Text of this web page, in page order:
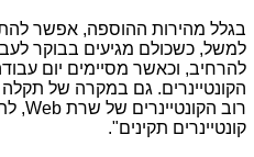
בגלל מהירות ההוספה, אפשר
למשל, כשכולם מגיעים בבוקר
להרחיב, וכאשר מסיימים יום
הקונטיינרים. גם במקרה של תקלה
רוב הקונטיינרים של שרת Web
,
קונטיינרים תקינים".